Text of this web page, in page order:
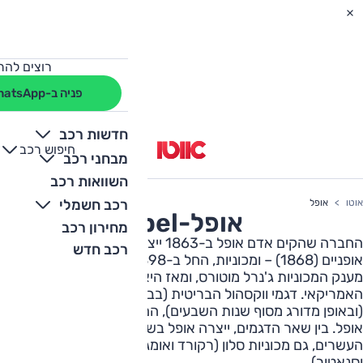
רוצים
פניה ב-WhatsApp
חדשות רכב
מבחני רכב
השוואות רכב
רכב חשמלי
מחירון רכב
רכב חדש
חיפוש רכב
+
-
אוטו אופל
אופל-
Opel
החברה שהקים אדם אופל ב-1863 ייצרה מכונות תפירה,
אופניים (1868) – ומכוניות, החל ב-1898. ב-1929 הייתה לחלק
מענק המכוניות ג'נרל מוטורס, ומאז היא בבעלות הקונצרן
(ובאופן מדורג מסוף שנות השבעים), הם גרסת הגה ימני לדגמי
אופל. בין שאר הדגמים, ייצרה אופל בשליש האחרון של המאה
העשרים, גם מכוניות סלון (רקורד ואומגה) וגם פאר (דיפלומט